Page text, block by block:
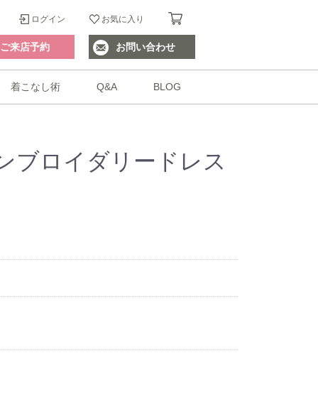
ログイン お気に入り
ご来店予約 お問い合わせ
着こなし術 Q&A BLOG
ブロイダリードレス